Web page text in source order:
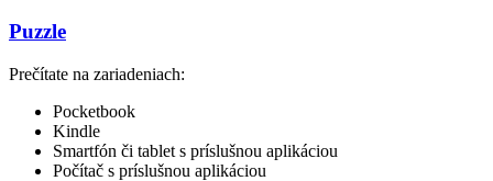
Puzzle
Prečítate na zariadeniach:
Pocketbook
Kindle
Smartfón či tablet s príslušnou aplikáciou
Počítač s príslušnou aplikáciou